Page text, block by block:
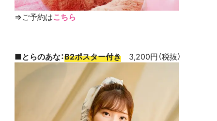
⇒ご予約はこちら
■とらのあな：B2ポスター付き 3,200円（税抜）